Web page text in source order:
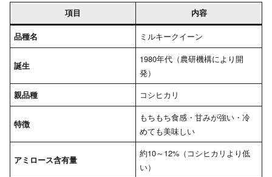
項目 内容
品種名 ミルキークイーン
誕生
1980年代（農研機構により開
発）
親品種 コシヒカリ
特徴
もちもち食感・甘みが強い・冷
めても美味しい
アミロース含有量
約10～12%（コシヒカリより低
い）